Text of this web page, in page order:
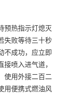
预热指示灯熄灭
失败等待三十秒
不成功，应立即
喷入进气道，
使用外接二百二
用便携式燃油风